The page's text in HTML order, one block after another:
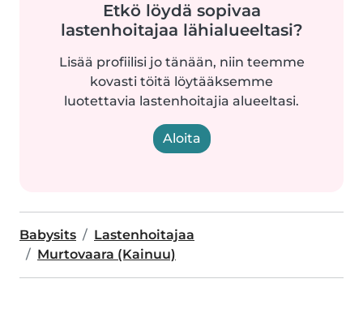
Etkö löydä sopivaa
lastenhoitajaa lähialueeltasi?
Lisää profiilisi jo tänään, niin teemme
kovasti töitä löytääksemme
luotettavia lastenhoitajia alueeltasi.
Aloita
Babysits
Lastenhoitajaa
Murtovaara (Kainuu)